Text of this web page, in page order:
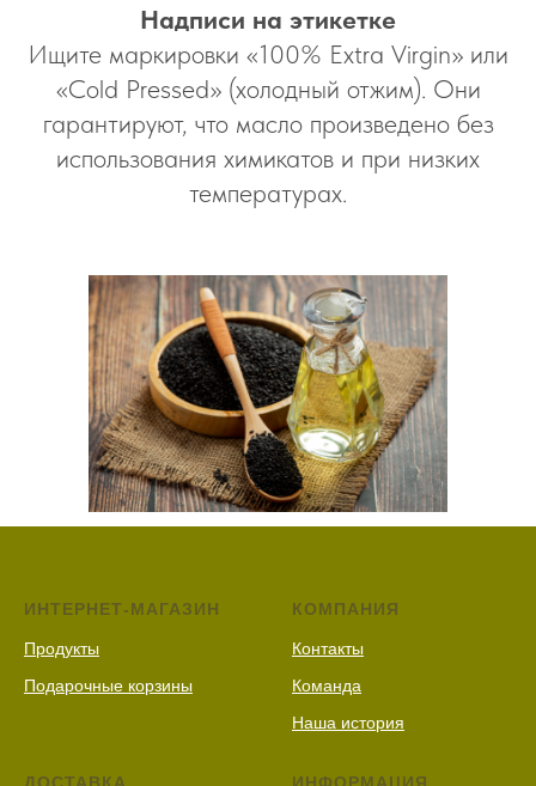
Надписи на этикетке
Ищите маркировки «100% Extra Virgin» или
«Cold Pressed» (холодный отжим). Они
гарантируют, что масло произведено без
использования химикатов и при низких
температурах.
ИНТЕРНЕТ-МАГАЗИН
Продукты
Подарочные корзины
КОМПАНИЯ
Контакты
Команда
Наша история